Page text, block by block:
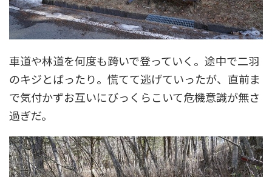
車道や林道を何度も跨いで登っていく。途中で二羽
のキジとばったり。慌てて逃げていったが、直前ま
で気付かずお互いにびっくらこいて危機意識が無さ
過ぎだ。